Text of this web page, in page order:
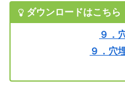
ダウンロードはこちら
９．
９．穴